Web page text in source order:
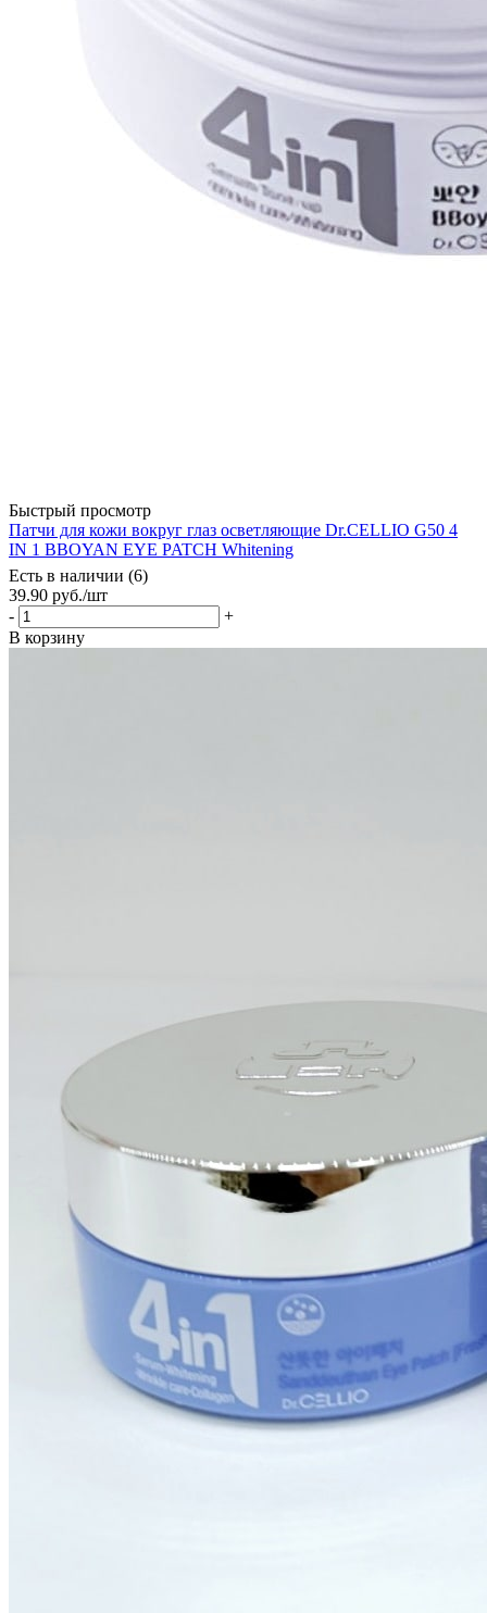
Быстрый просмотр
Патчи для кожи вокруг глаз осветляющие Dr.CELLIO G50 4
IN 1 BBOYAN EYE PATCH Whitening
Есть в наличии (6)
39.90 руб./шт
-
+
В корзину